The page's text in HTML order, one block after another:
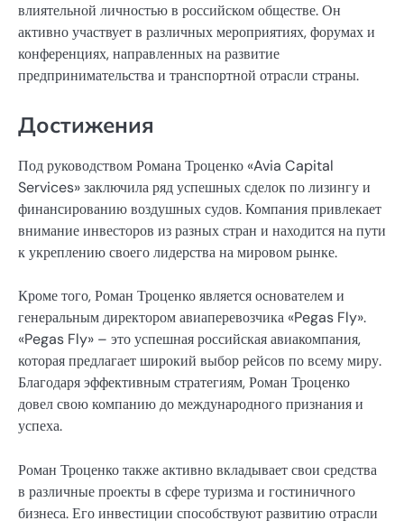
влиятельной личностью в российском обществе. Он
активно участвует в различных мероприятиях, форумах и
конференциях, направленных на развитие
предпринимательства и транспортной отрасли страны.
Достижения
Под руководством Романа Троценко «Avia Capital
Services» заключила ряд успешных сделок по лизингу и
финансированию воздушных судов. Компания привлекает
внимание инвесторов из разных стран и находится на пути
к укреплению своего лидерства на мировом рынке.
Кроме того, Роман Троценко является основателем и
генеральным директором авиаперевозчика «Pegas Fly».
«Pegas Fly» – это успешная российская авиакомпания,
которая предлагает широкий выбор рейсов по всему миру.
Благодаря эффективным стратегиям, Роман Троценко
довел свою компанию до международного признания и
успеха.
Роман Троценко также активно вкладывает свои средства
в различные проекты в сфере туризма и гостиничного
бизнеса. Его инвестиции способствуют развитию отрасли